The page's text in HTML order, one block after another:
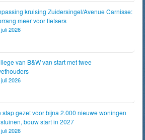
kruising Zuidersingel/Avenue Carnisse:
meer voor fietsers
2026
van B&W van start met twee
2026
stap gezet voor bijna 2.000 nieuwe woningen
bouw start in 2027
2026